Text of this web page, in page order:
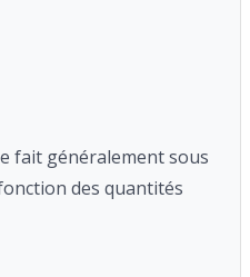
fait généralement sous
des quantités